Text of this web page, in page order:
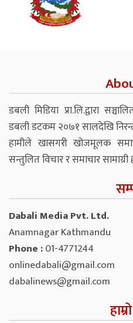
डबली मिडिया प्रा.लि.द्वारा
डबली डटकम २०७१ सालदेखि
हामीले खासगरी खोजमूलक
सन्तुलित विचार र समाचार सामाग्री
Dabali Media Pvt. Ltd.
Anamnagar Kathmandu
Phone :01-4771244
onlinedabali@gmail.com
dabalinews@gmail.com